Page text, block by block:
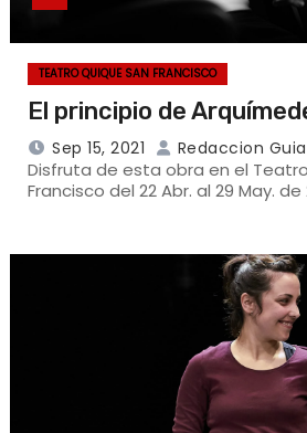
TEATRO QUIQUE SAN FRANCISCO
El principio de
Sep 15, 2021 Redaccion
Disfruta de esta obra en el
Francisco del 22 Abr. al 29 May. de